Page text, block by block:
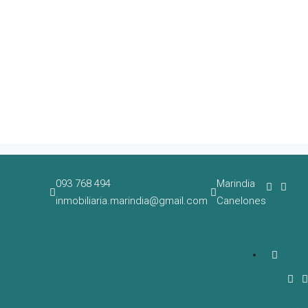
093 768 494
inmobiliaria.marindia@gmail.com
Marindia
Canelones